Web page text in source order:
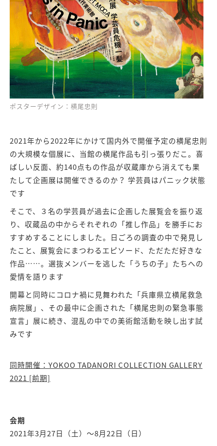
ポスターデザイン：横尾忠則
2021年から2022年にかけて国内外で開催予定の横尾忠則
の大規模な個展に、当館の横尾作品も引っ張りだこ。喜
ばしい反面、約140点もの作品が収蔵庫から消えても果
たして企画展は開催できるのか？ 学芸員はパニック状態
です
そこで、３名の学芸員が過去に企画した展覧会を振り返
り、収蔵品の中からそれぞれの「推し作品」を勝手にお
すすめすることにしました。日ごろの調査の中で発見し
たこと、展覧会にまつわるエピソード、ただただ好きな
作品……。選抜メンバーを逃した「うちの子」たちへの
愛情を語ります
開幕と同時にコロナ禍に見舞われた「兵庫県立横尾救急
病院展」、その最中に企画された「横尾忠則の緊急事態
宣言」展に続き、混乱の中での美術館活動を映し出す試
みです
同時開催：YOKOO TADANORI COLLECTION GALLERY
2021 [前期]
会期
2021年3月27日（土）〜8月22日（日）